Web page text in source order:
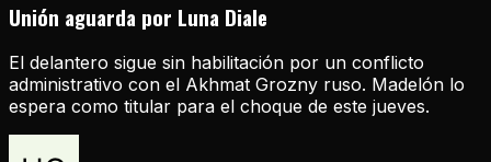
Unión aguarda por Luna Diale
El delantero sigue sin habilitación por un conflicto
administrativo con el Akhmat Grozny ruso. Madelón lo
espera como titular para el choque de este jueves.